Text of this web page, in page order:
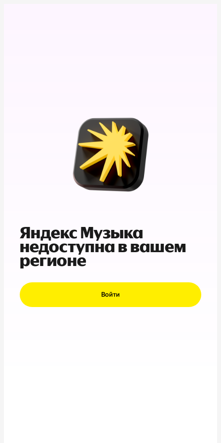
Яндекс Музыка
недоступна в вашем
регионе
Войти